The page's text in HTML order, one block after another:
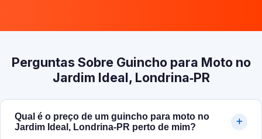
Perguntas Sobre Guincho para Moto no
Jardim Ideal, Londrina‑PR
Qual é o preço de um guincho para moto no
Jardim Ideal, Londrina‑PR perto de mim?